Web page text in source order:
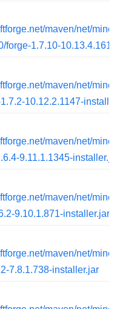
maven/net/
forge-1.7.10-
maven/net/
10.12.2.1147-
maven/net/
9.11.1.1345-
maven/net/
9.10.1.871-installer.jar
maven/net/
7.8.1.738-installer.jar